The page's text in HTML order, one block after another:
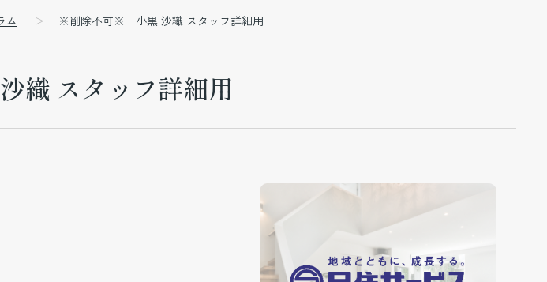
ム ※削除不可※ 小黒 沙織 スタッフ詳細用
スタッフ詳細用